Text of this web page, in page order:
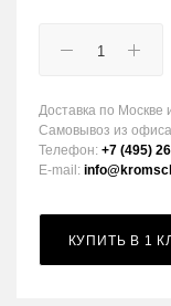
Доставка по Москве
Самовывоз из
Телефон: +7 (495)
E-mail:
КУПИТЬ В 1